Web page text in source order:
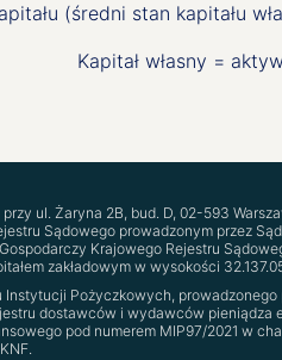
(średni stan kapitału
Kapitał własny =
ul. Żaryna 2B, bud. D, 02-593
Sądowego prowadzonym przez
Krajowego Rejestru
zakładowym w wysokości
Instytucji Pożyczkowych, prowadzonego
dostawców i wydawców pieniądza
pod numerem MIP97/2021 w